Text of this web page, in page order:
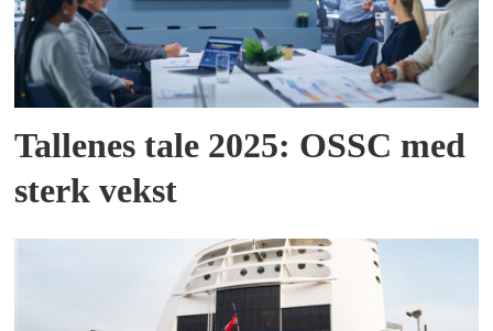
Tallenes tale 2025: OSSC med
sterk vekst